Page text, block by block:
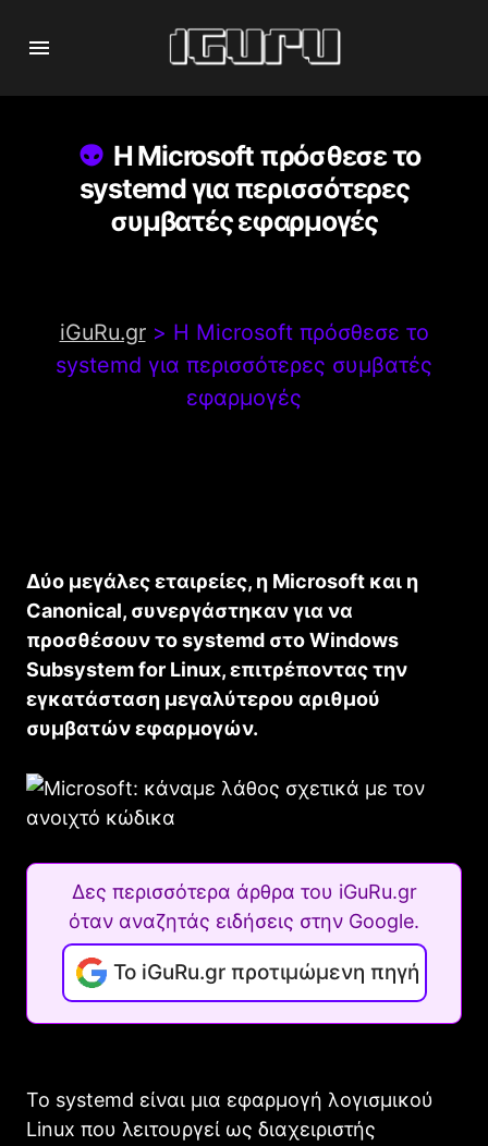
Η Microsoft πρόσθεσε το
systemd για περισσότερες
συμβατές εφαρμογές
iGuRu.gr> Η Microsoft πρόσθεσε το
systemd για περισσότερες συμβατές
εφαρμογές
Δύο μεγάλες εταιρείες, η Microsoft και η
Canonical, συνεργάστηκαν για να
προσθέσουν το systemd στο Windows
Subsystem for Linux, επιτρέποντας την
εγκατάσταση μεγαλύτερου αριθμού
συμβατών εφαρμογών.
Δες περισσότερα άρθρα του iGuRu.gr
όταν αναζητάς ειδήσεις στην Google.
Το iGuRu.gr προτιμώμενη πηγή
Το systemd είναι μια εφαρμογή λογισμικού
Linux που λειτουργεί ως διαχειριστής